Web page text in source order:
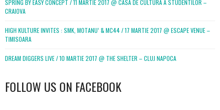
SPRING BY EASY CONCEPT / 11 MARTIE 2017 @ CASA DE CULTURA A STUDENTILOR –
CRAIOVA
HIGH KULTURE INVITES : SMK, MOTANU’ & MC44 / 17 MARTIE 2017 @ ESCAPE VENUE –
TIMISOARA
DREAM DIGGERS LIVE / 10 MARTIE 2017 @ THE SHELTER – CLUJ NAPOCA
FOLLOW US ON FACEBOOK